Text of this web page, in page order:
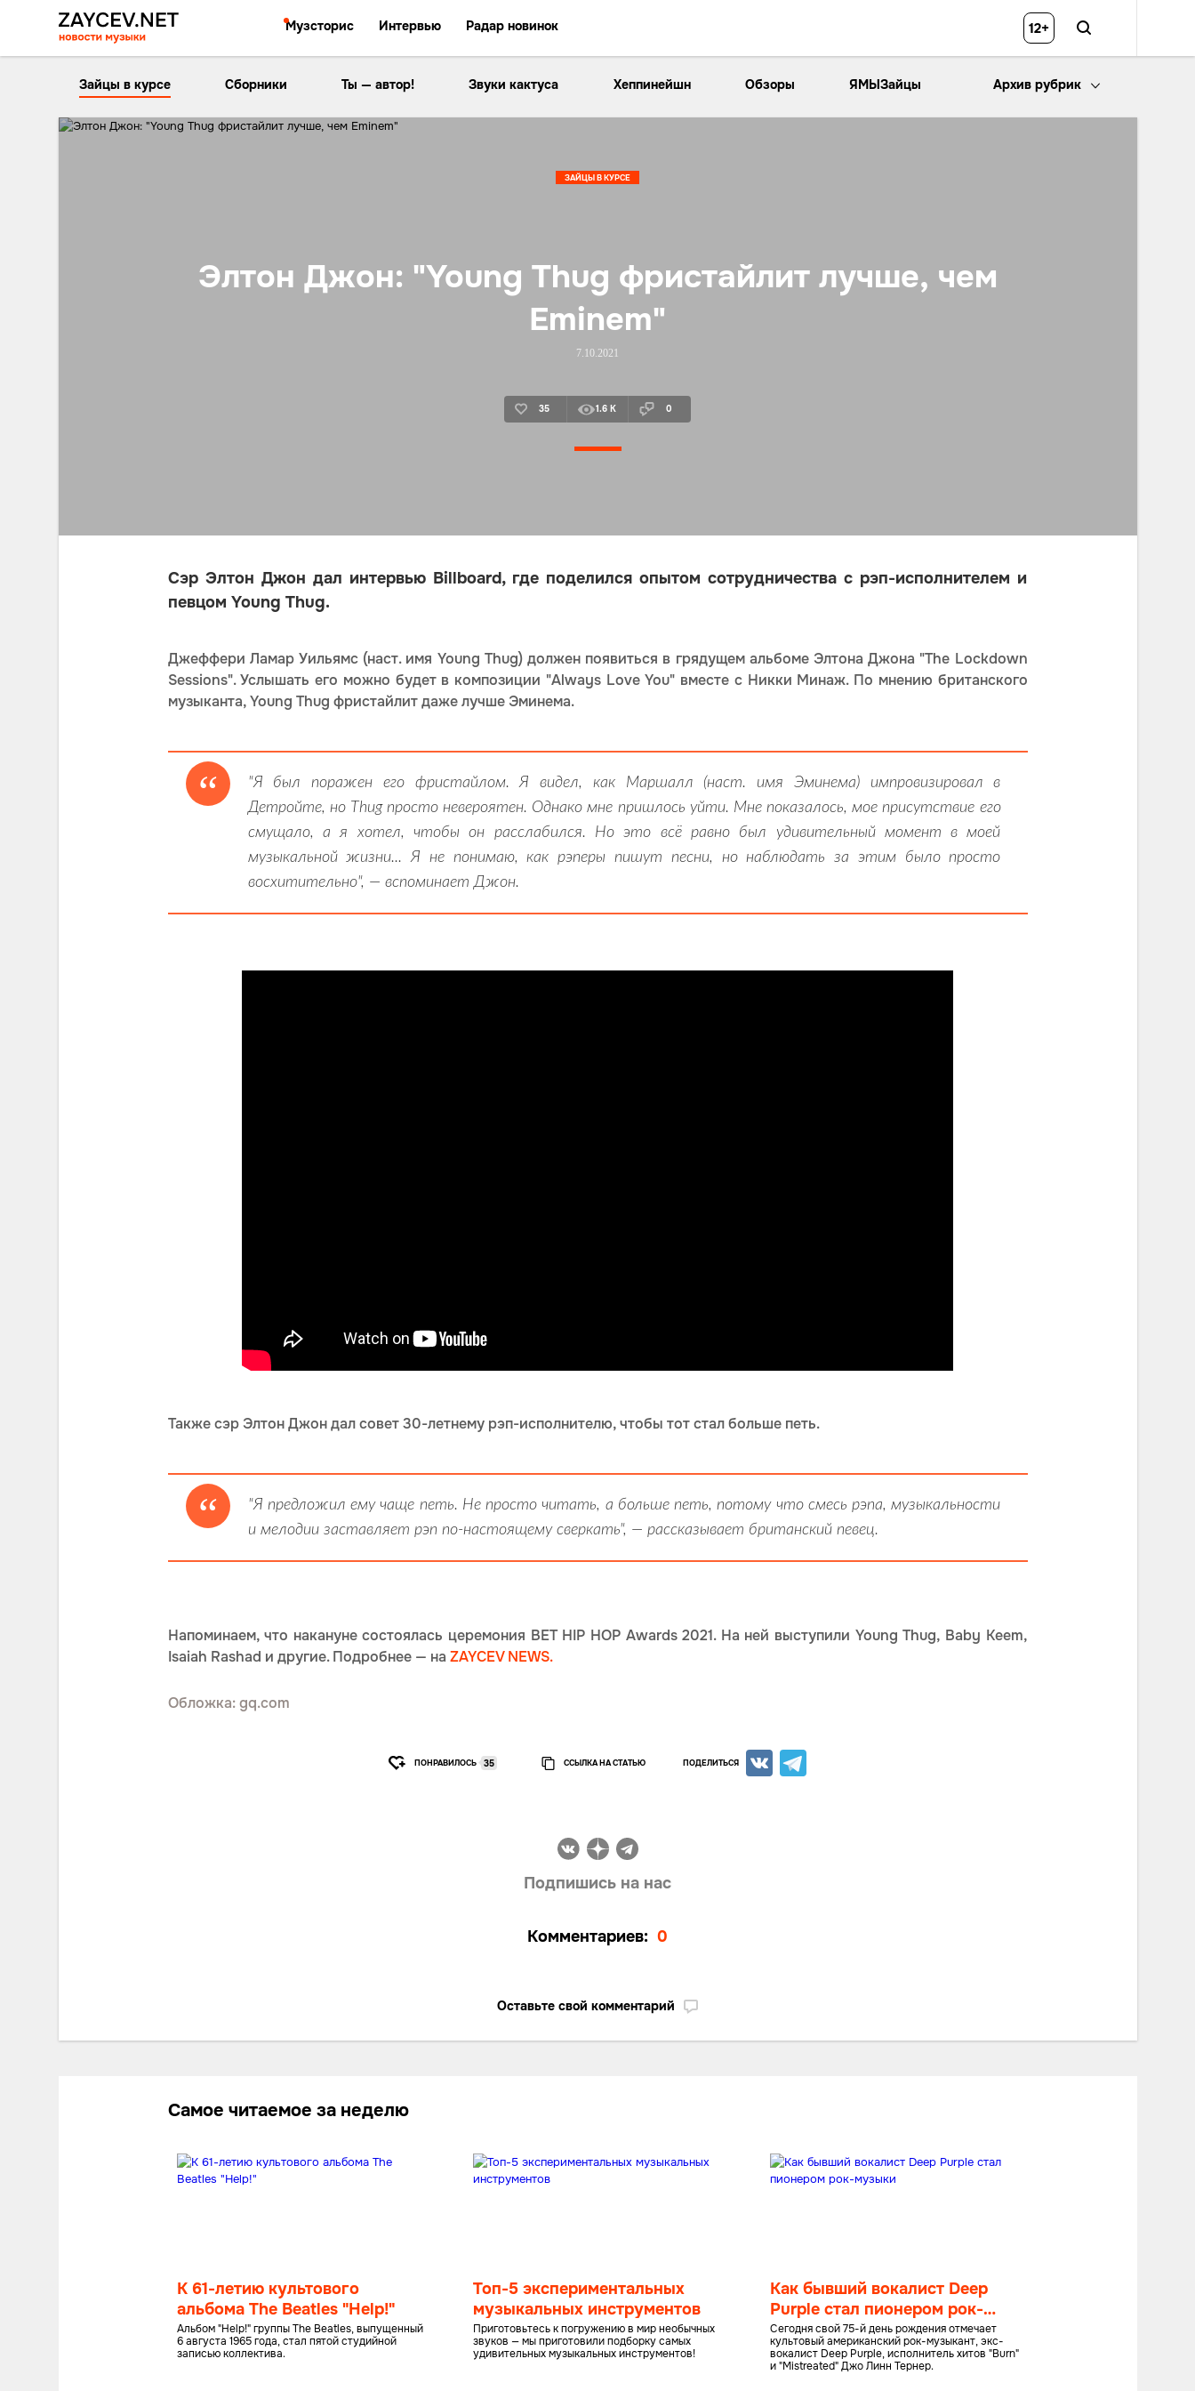
Музсторис Интервью Радар новинок 12+
Зайцы в курсе Сборники Ты — автор! Звуки кактуса Хеппинейшн Обзоры ЯМЫЗайцы Архив рубрик
Элтон Джон: "Young Thug фристайлит лучше, чем
Eminem"
7.10.2021
35 1.6 K 0
ЗАЙЦЫ В КУРСЕ
Сэр Элтон Джон дал интервью Billboard, где поделился опытом сотрудничества с рэп-исполнителем и
певцом Young Thug.
Джеффери Ламар Уильямс (наст. имя Young Thug) должен появиться в грядущем альбоме Элтона Джона "The Lockdown
Sessions". Услышать его можно будет в композиции "Always Love You" вместе с Никки Минаж. По мнению британского
музыканта, Young Thug фристайлит даже лучше Эминема.
"Я был поражен его фристайлом. Я видел, как Маршалл (наст. имя Эминема) импровизировал в
Детройте, но Thug просто невероятен. Однако мне пришлось уйти. Мне показалось, мое присутствие его
смущало, а я хотел, чтобы он расслабился. Но это всё равно был удивительный момент в моей
музыкальной жизни... Я не понимаю, как рэперы пишут песни, но наблюдать за этим было просто
восхитительно", — вспоминает Джон.
Также сэр Элтон Джон дал совет 30-летнему рэп-исполнителю, чтобы тот стал больше петь.
"Я предложил ему чаще петь. Не просто читать, а больше петь, потому что смесь рэпа, музыкальности
и мелодии заставляет рэп по-настоящему сверкать", — рассказывает британский певец.
Напоминаем, что накануне состоялась церемония BET HIP HOP Awards 2021. На ней выступили Young Thug, Baby Keem,
Isaiah Rashad и другие. Подробнее — на ZAYCEV NEWS.
Обложка: gq.com
ПОНРАВИЛОСЬ 35 ССЫЛКА НА СТАТЬЮ ПОДЕЛИТЬСЯ
Подпишись на нас
Комментариев: 0
Оставьте свой комментарий
Самое читаемое за неделю
К 61-летию культового
альбома The Beatles "Help!"
Альбом "Help!" группы The Beatles, выпущенный
6 августа 1965 года, стал пятой студийной
записью коллектива.
Топ-5 экспериментальных
музыкальных инструментов
Приготовьтесь к погружению в мир необычных
звуков — мы приготовили подборку самых
удивительных музыкальных инструментов!
Как бывший вокалист Deep
Purple стал пионером рок-
музыки
Сегодня свой 75-й день рождения отмечает
культовый американский рок-музыкант, экс-
вокалист Deep Purple, исполнитель хитов "Burn"
и "Mistreated" Джо Линн Тернер.